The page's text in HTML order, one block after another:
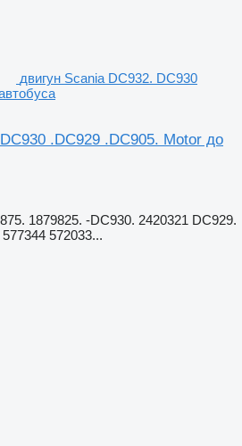
двигун Scania DC932. DC930
.DC929 .DC905. Motor до
1879825. -DC930. 2420321 DC929.
572033...